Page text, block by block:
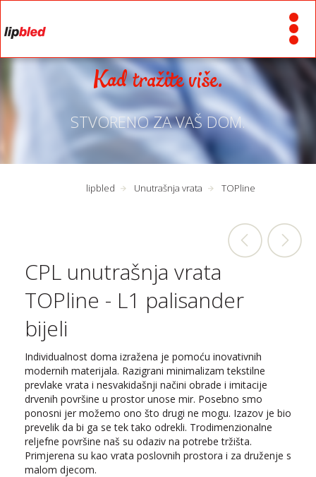
Kad tražite više.
STVORENO ZA VAŠ DOM.
lipbled Unutrašnja vrata TOPline
CPL unutrašnja vrata
TOPline - L1 palisander
bijeli
Individualnost doma izražena je pomoću inovativnih
modernih materijala. Razigrani minimalizam tekstilne
prevlake vrata i nesvakidašnji načini obrade i imitacije
drvenih površine u prostor unose mir. Posebno smo
ponosni jer možemo ono što drugi ne mogu. Izazov je bio
prevelik da bi ga se tek tako odrekli. Trodimenzionalne
reljefne površine naš su odaziv na potrebe tržišta.
Primjerena su kao vrata poslovnih prostora i za druženje s
malom djecom.